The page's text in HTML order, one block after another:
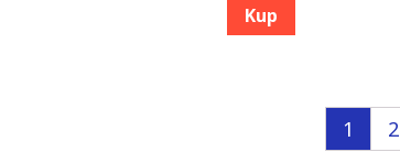
Kup
1 2